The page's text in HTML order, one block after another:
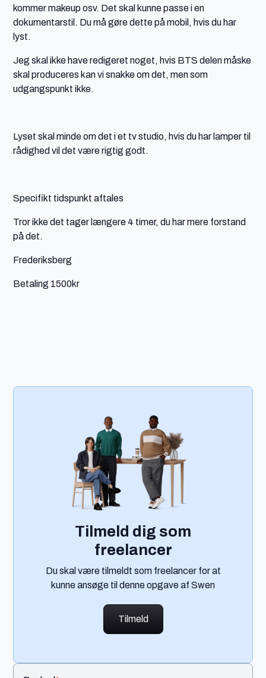
kommer makeup osv. Det skal kunne passe i en
dokumentarstil. Du må gøre dette på mobil, hvis du har
lyst.
Jeg skal ikke have redigeret noget, hvis BTS delen måske
skal produceres kan vi snakke om det, men som
udgangspunkt ikke.
Lyset skal minde om det i et tv studio, hvis du har lamper til
rådighed vil det være rigtig godt.
Specifikt tidspunkt aftales
Tror ikke det tager længere 4 timer, du har mere forstand
på det.
Frederiksberg
Betaling 1500kr
Tilmeld dig som
freelancer
Du skal være tilmeldt som freelancer for at
kunne ansøge til denne opgave af Swen
Tilmeld